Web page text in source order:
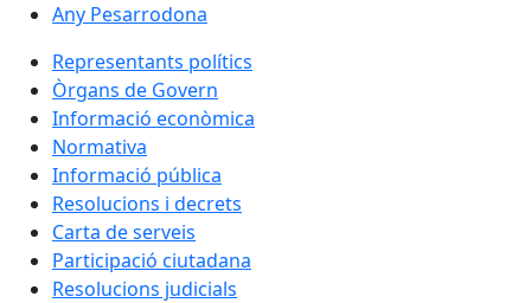
Any Pesarrodona
Representants polítics
Òrgans de Govern
Informació econòmica
Normativa
Informació pública
Resolucions i decrets
Carta de serveis
Participació ciutadana
Resolucions judicials